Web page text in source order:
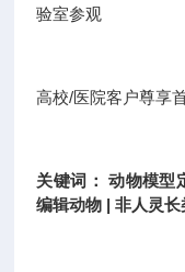
验室参观
高校/医院客户尊享
关键词： 动物模型
编辑动物 | 非人灵